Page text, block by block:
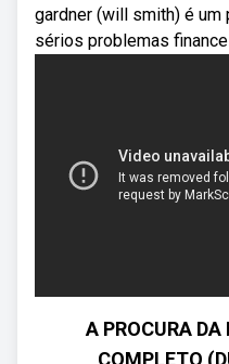
gardner (will smith) é
sérios problemas
A PROCURA DA
COMPLETO